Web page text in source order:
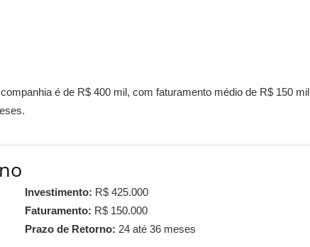
é de R$ 400 mil, com faturamento médio de R$ 150 mil
Investimento: R$ 425.000
Faturamento: R$ 150.000
Prazo de Retorno: 24 até 36 meses